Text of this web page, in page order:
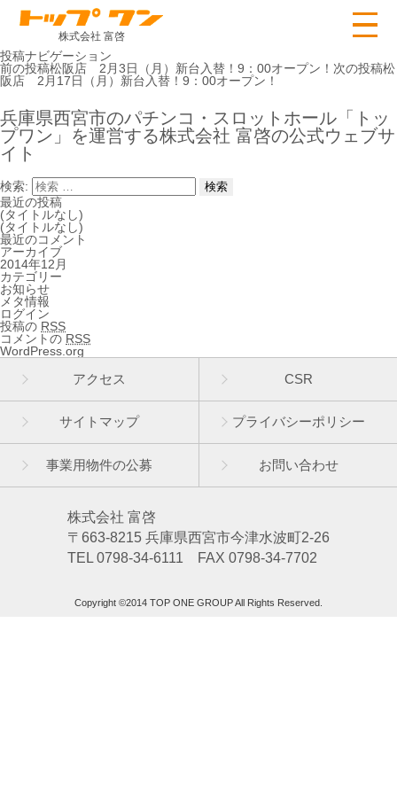
株式会社 富啓
投稿ナビゲーション
前の投稿松阪店 2月3日（月）新台入替！9：00オープン！ 次の投稿松
阪店 2月17日（月）新台入替！9：00オープン！
兵庫県西宮市のパチンコ・スロットホール「トッ
プワン」を運営する株式会社 富啓の公式ウェブサ
イト
検索:
最近の投稿
(タイトルなし)
(タイトルなし)
最近のコメント
アーカイブ
2014年12月
カテゴリー
お知らせ
メタ情報
ログイン
投稿の RSS
コメントの RSS
WordPress.org
アクセス
CSR
サイトマップ プライバシーポリシー
株式会社 富啓
〒663-8215 兵庫県西宮市今津水波町2-26
TEL 0798-34-6111 FAX 0798-34-7702
事業用物件の公募 お問い合わせ
Copyright ©2014 TOP ONE GROUP All Rights Reserved.